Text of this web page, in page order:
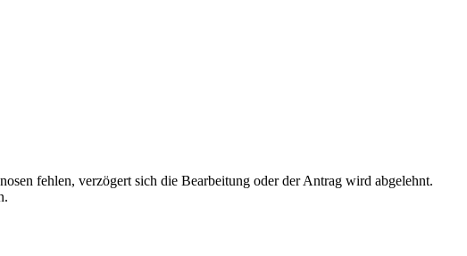
fehlen, verzögert sich die Bearbeitung oder der Antrag wird abgelehnt.